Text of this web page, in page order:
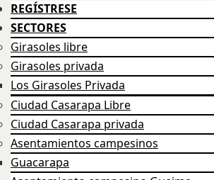
REGÍSTRESE
SECTORES
Girasoles libre
Girasoles privada
Los Girasoles Privada
Ciudad Casarapa Libre
Ciudad Casarapa privada
Asentamientos campesinos
Guacarapa